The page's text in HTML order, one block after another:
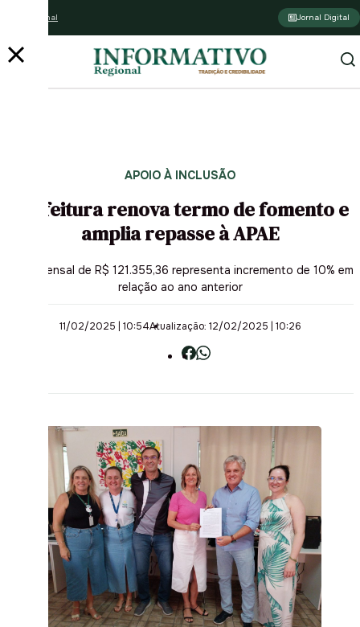
Assine o jornal Jornal Digital
APOIO À INCLUSÃO
Prefeitura renova termo de fomento e
amplia repasse à APAE
Valor mensal de R$ 121.355,36 representa incremento de 10% em
relação ao ano anterior
11/02/2025 | 10:54Atualização: 12/02/2025 | 10:26